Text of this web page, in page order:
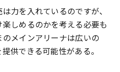
力を入れているのですが、
しめるのかを考える必要も
メインアリーナは広いの
供できる可能性がある。